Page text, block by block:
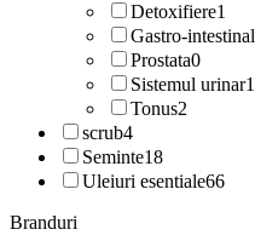
Detoxifiere1
Gastro-intestinal
Prostata0
Sistemul urinar1
Tonus2
scrub4
Seminte18
Uleiuri esentiale66
Branduri